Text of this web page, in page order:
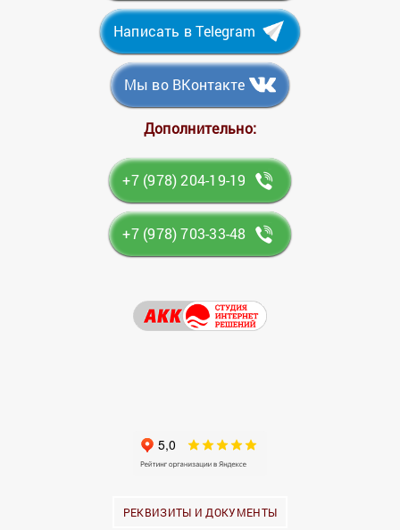
Написать в Telegram
Мы во ВКонтакте
Дополнительно:
+7 (978) 204-19-19
+7 (978) 703-33-48
РЕКВИЗИТЫ И ДОКУМЕНТЫ